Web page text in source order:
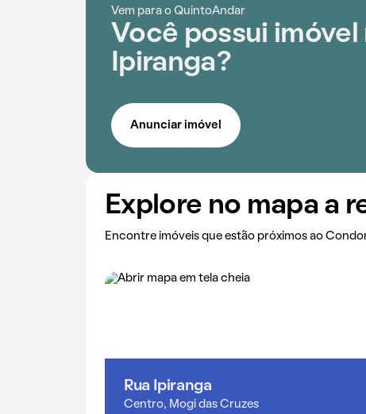
Vem para o QuintoAndar
Você possui imóvel
Ipiranga?
Anunciar imóvel
Explore no mapa a
Encontre imóveis que estão próximos ao
Rua Ipiranga
Centro, Mogi das Cruzes